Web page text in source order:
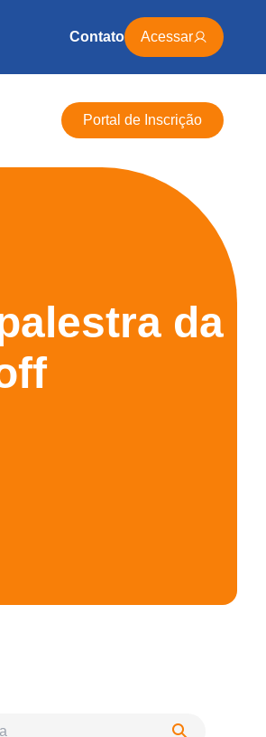
Contato Acessar
Portal de Inscrição
da